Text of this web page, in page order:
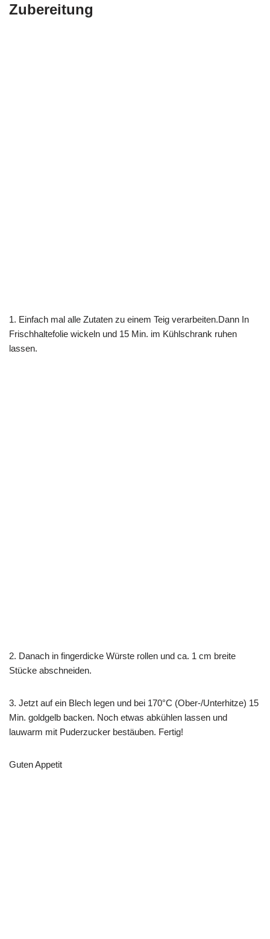
Zubereitung
1. Einfach mal alle Zutaten zu einem Teig verarbeiten.Dann In
Frischhaltefolie wickeln und 15 Min. im Kühlschrank ruhen
lassen.
2. Danach in fingerdicke Würste rollen und ca. 1 cm breite
Stücke abschneiden.
3. Jetzt auf ein Blech legen und bei 170°C (Ober-/Unterhitze) 15
Min. goldgelb backen. Noch etwas abkühlen lassen und
lauwarm mit Puderzucker bestäuben. Fertig!
Guten Appetit